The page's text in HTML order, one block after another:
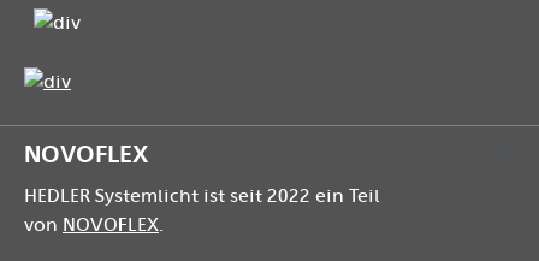
NOVOFLEX
HEDLER Systemlicht ist seit 2022 ein Teil
von NOVOFLEX.